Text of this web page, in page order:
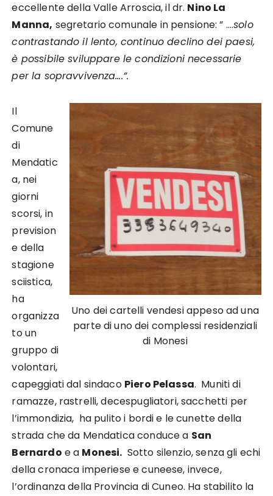
eccellente della Valle Arroscia, il dr. Nino La
Manna, segretario comunale in pensione: ” ….solo
contrastando il lento, continuo declino dei paesi,
è possibile sviluppare le condizioni necessarie
per la sopravvivenza….”.
Uno dei cartelli vendesi appeso ad una
parte di uno dei complessi residenziali
di Monesi
Il
Comune
di
Mendatic
a, nei
giorni
scorsi, in
prevision
e della
stagione
sciistica,
ha
organizza
to un
gruppo di
volontari,
capeggiati dal sindaco Piero Pelassa. Muniti di
ramazze, rastrelli, decespugliatori, sacchetti per
l’immondizia, ha pulito i bordi e le cunette della
strada che da Mendatica conduce a San
Bernardo e a Monesi. Sotto silenzio, senza gli echi
della cronaca imperiese e cuneese, invece,
l’ordinanza della Provincia di Cuneo. Ha stabilito la